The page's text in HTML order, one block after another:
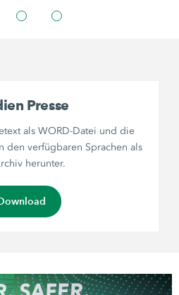
Presse
als WORD-Datei und die
den verfügbaren Sprachen als
herunter.